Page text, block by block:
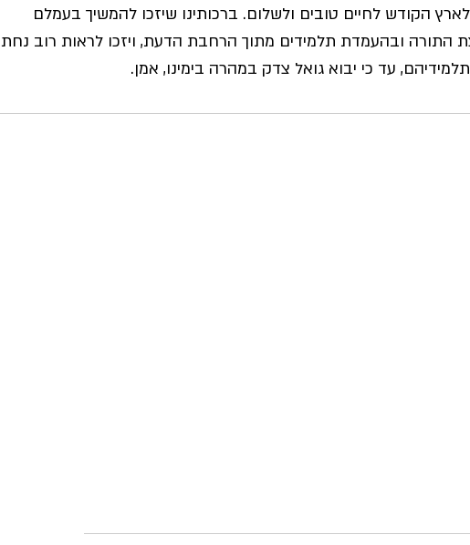
הקודש לחיים טובים ולשלום. ברכותינו שיזכו להמשיך בעמלם
התורה ובהעמדת תלמידים מתוך הרחבת הדעת, ויזכו לראות רוב נחת
עד כי יבוא גואל צדק במהרה בימינו, אמן.